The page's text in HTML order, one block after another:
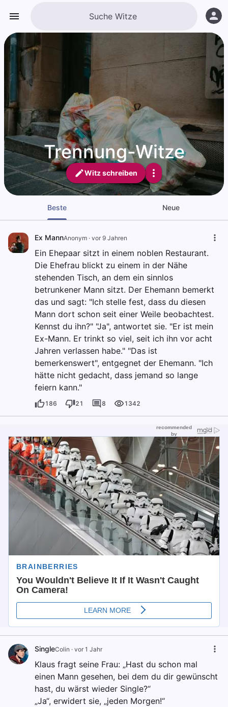
Trennung-Witze
Witz schreiben
Beste Neue
Ex MannAnonym · vor 9 Jahren
Ein Ehepaar sitzt in einem noblen Restaurant.
Die Ehefrau blickt zu einem in der Nähe
stehenden Tisch, an dem ein sinnlos
betrunkener Mann sitzt. Der Ehemann bemerkt
das und sagt: "Ich stelle fest, dass du diesen
Mann dort schon seit einer Weile beobachtest.
Kennst du ihn?" "Ja", antwortet sie. "Er ist mein
Ex-Mann. Er trinkt so viel, seit ich ihn vor acht
Jahren verlassen habe." "Das ist
bemerkenswert", entgegnet der Ehemann. "Ich
hätte nicht gedacht, dass jemand so lange
feiern kann."
186 21 8 1342
SingleColin · vor 1 Jahr
Klaus fragt seine Frau: „Hast du schon mal
einen Mann gesehen, bei dem du dir gewünscht
hast, du wärst wieder Single?“
„Ja“, erwidert sie, „jeden Morgen!“